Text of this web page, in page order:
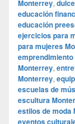
Monterrey,
educación
educación
ejercicios para
para mujeres
Monterrey,
Monterrey,
escuelas de
escultura
estilos de moda
eventos